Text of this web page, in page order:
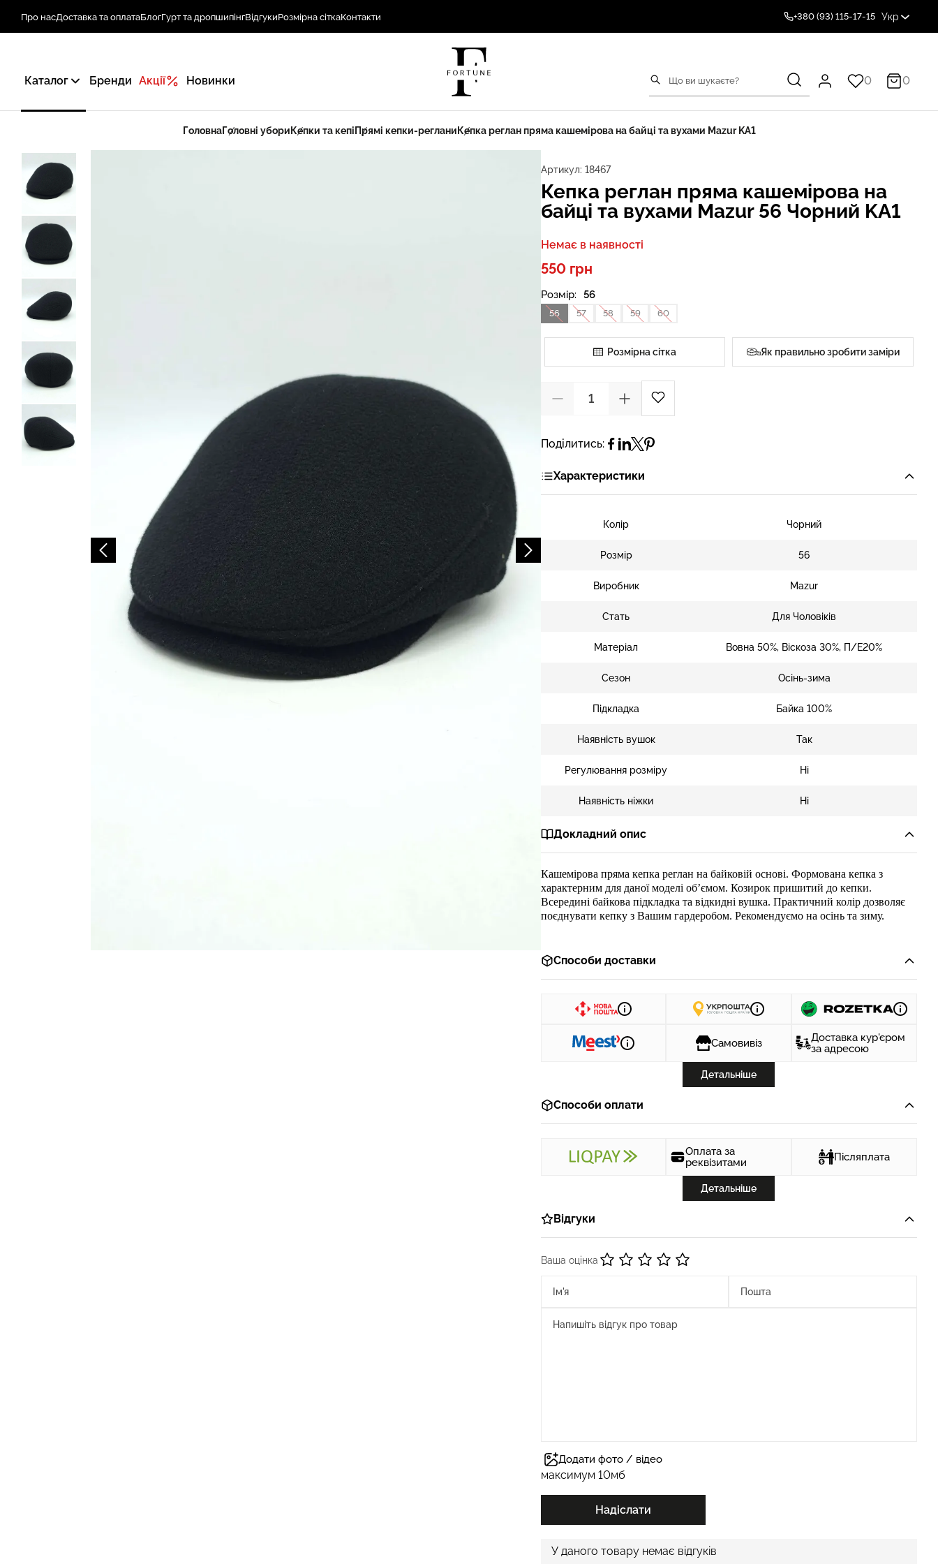
Про насДоставка та оплатаБлогГурт та дропшипінгВідгукиРозмірна сіткаКонтакти +380 (93) 115-17-15 Укр
Каталог Бренди Акції Новинки 0 0
ГоловнаГоловні убори Кепки та кепі Прямі кепки-реглани Кепка реглан пряма кашемірова на байці та вухами Mazur KA1
Артикул: 18467
Кепка реглан пряма кашемірова на
байці та вухами Mazur 56 Чорний KA1
Немає в наявності
550 грн
Розмір: 56
56 57 58 59 60
Розмірна сітка Як правильно зробити заміри
Поділитись:
Характеристики
Колір Чорний
Розмір 56
Виробник Mazur
Стать Для Чоловіків
Матеріал Вовна 50%, Віскоза 30%, П/Е20%
Сезон Осінь-зима
Підкладка Байка 100%
Наявність вушок Так
Регулювання розміру Ні
Наявність ніжки Ні
Докладний опис
Кашемірова пряма кепка реглан на байковій основі. Формована кепка з
характерним для даної моделі об’ємом. Козирок пришитий до кепки.
Всередині байкова підкладка та відкидні вушка. Практичний колір дозволяє
поєднувати кепку з Вашим гардеробом. Рекомендуємо на осінь та зиму.
Способи доставки
Самовивіз
Доставка кур'єром
за адресою
Детальніше
Способи оплати
Оплата за
реквізитами
Післяплата
Детальніше
Відгуки
Ваша оцінка
Додати фото / відео
максимум 10мб
Надіслати
У даного товару немає відгуків